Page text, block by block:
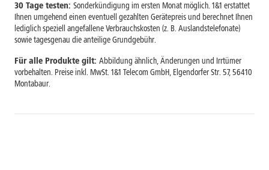
30 Tage testen: Sonderkündigung im ersten Monat möglich. 1&1 erstattet
Ihnen umgehend einen eventuell gezahlten Gerätepreis und berechnet Ihnen
lediglich speziell angefallene Verbrauchskosten (z. B. Auslandstelefonate)
sowie tagesgenau die anteilige Grundgebühr.
Für alle Produkte gilt: Abbildung ähnlich, Änderungen und Irrtümer
vorbehalten. Preise inkl. MwSt. 1&1 Telecom GmbH, Elgendorfer Str. 57, 56410
Montabaur.